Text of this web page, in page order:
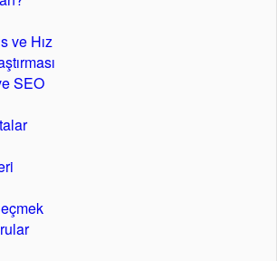
landing page ve dönüşüm odaklı sayfa
ve ticaret markaları için hızlı
yolculuğu kuran; hızlı yüklenen,
ve ziyaretçiyi doğru aksiyona
geliştiriyoruz.
— Samsun için SEO uyumlu modern
ve Hız
SEO